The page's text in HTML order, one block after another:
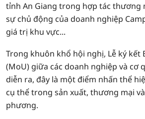
tỉnh An Giang trong hợp tác thương
sự chủ động của doanh nghiệp
giá trị khu vực...
Trong khuôn khổ hội nghị, Lễ ký kết
(MoU) giữa các doanh nghiệp và cơ
diễn ra, đây là một điểm nhấn thể
cụ thể trong sản xuất, thương mại
phương.